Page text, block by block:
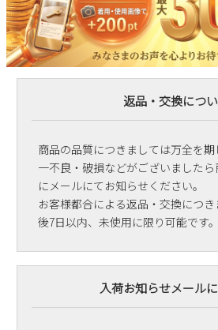
返品・交換につ
商品の品質につきましては万全を
一不良・破損などがございました
にメールにてお知らせください。
お客様都合による返品・交換につ
後7日以内、未使用に限り可能です。
入荷お知らせメール